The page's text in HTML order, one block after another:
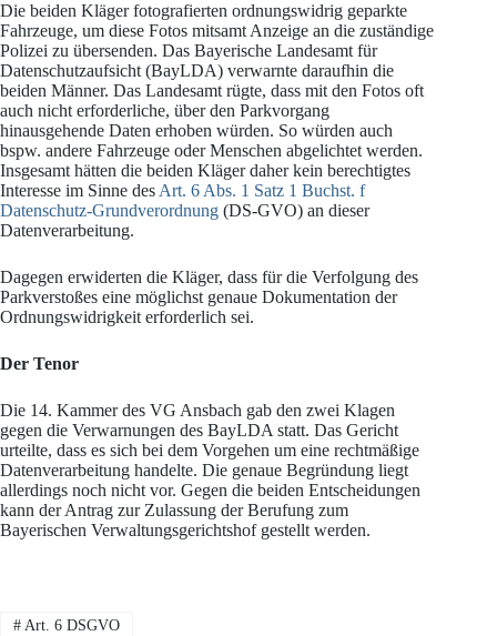
Die beiden Kläger fotografierten ordnungswidrig geparkte
Fahrzeuge, um diese Fotos mitsamt Anzeige an die zuständige
Polizei zu übersenden. Das Bayerische Landesamt für
Datenschutzaufsicht (BayLDA) verwarnte daraufhin die
beiden Männer. Das Landesamt rügte, dass mit den Fotos oft
auch nicht erforderliche, über den Parkvorgang
hinausgehende Daten erhoben würden. So würden auch
bspw. andere Fahrzeuge oder Menschen abgelichtet werden.
Insgesamt hätten die beiden Kläger daher kein berechtigtes
Interesse im Sinne des Art. 6 Abs. 1 Satz 1 Buchst. f
Datenschutz-Grundverordnung (DS-GVO) an dieser
Datenverarbeitung.
Dagegen erwiderten die Kläger, dass für die Verfolgung des
Parkverstoßes eine möglichst genaue Dokumentation der
Ordnungswidrigkeit erforderlich sei.
Der Tenor
Die 14. Kammer des VG Ansbach gab den zwei Klagen
gegen die Verwarnungen des BayLDA statt. Das Gericht
urteilte, dass es sich bei dem Vorgehen um eine rechtmäßige
Datenverarbeitung handelte. Die genaue Begründung liegt
allerdings noch nicht vor. Gegen die beiden Entscheidungen
kann der Antrag zur Zulassung der Berufung zum
Bayerischen Verwaltungsgerichtshof gestellt werden.
#Art. 6 DSGVO